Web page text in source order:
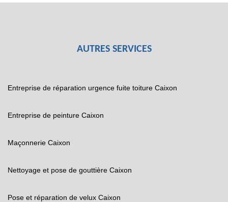
AUTRES SERVICES
Entreprise de réparation urgence fuite toiture Caixon
Entreprise de peinture Caixon
Maçonnerie Caixon
Nettoyage et pose de gouttière Caixon
Pose et réparation de velux Caixon